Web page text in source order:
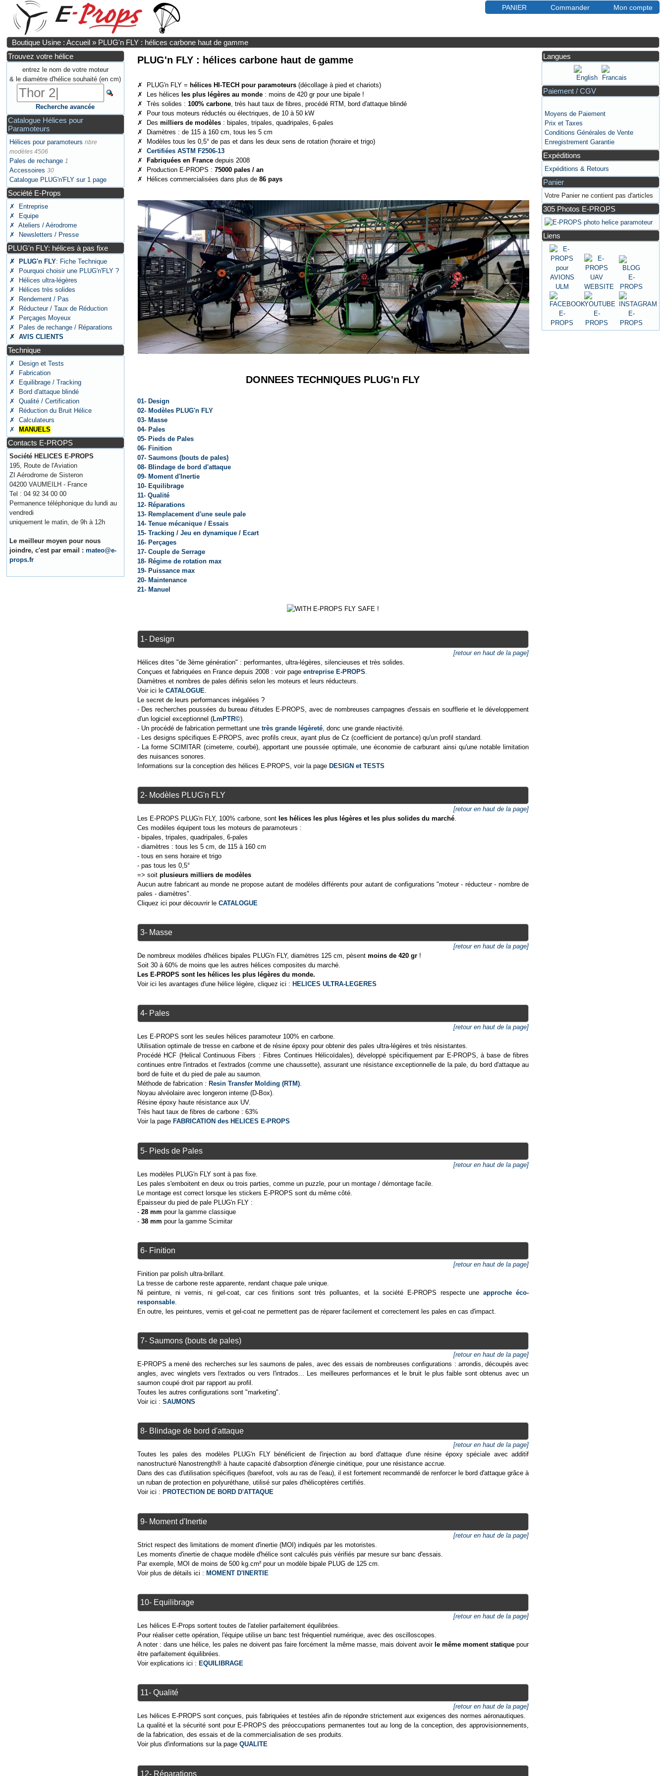
PANIER Commander Mon compte
Boutique Usine : Accueil » PLUG'n FLY : hélices carbone haut de gamme
Trouvez votre hélice
entrez le nom de votre moteur
& le diamètre d'hélice souhaité (en cm)
Recherche avancée
Catalogue Hélices pour
Paramoteurs
Hélices pour paramoteurs nbre
modèles 4506
Pales de rechange 1
Accessoires 30
Catalogue PLUG'n'FLY sur 1 page
Société E-Props
✗ Entreprise
✗ Equipe
✗ Ateliers / Aérodrome
✗ Newsletters / Presse
PLUG'n FLY: hélices à pas fixe
✗ PLUG'n FLY: Fiche Technique
✗ Pourquoi choisir une PLUG'n'FLY ?
✗ Hélices ultra-légères
✗ Hélices très solides
✗ Rendement / Pas
✗ Réducteur / Taux de Réduction
✗ Perçages Moyeux
✗ Pales de rechange / Réparations
✗ AVIS CLIENTS
Technique
✗ Design et Tests
✗ Fabrication
✗ Equilibrage / Tracking
✗ Bord d'attaque blindé
✗ Qualité / Certification
✗ Réduction du Bruit Hélice
✗ Calculateurs
✗
MANUELS
Contacts E-PROPS
Société HELICES E-PROPS
195, Route de l'Aviation
ZI Aérodrome de Sisteron
04200 VAUMEILH - France
Tel : 04 92 34 00 00
Permanence téléphonique du lundi au
vendredi
uniquement le matin, de 9h à 12h
Le meilleur moyen pour nous
joindre, c'est par email :mateo@e-
props.fr
PLUG'n FLY : hélices carbone haut de gamme
✗ PLUG'n FLY = hélices HI-TECH pour paramoteurs(décollage à pied et chariots)
✗ Les hélices les plus légères au monde: moins de 420 gr pour une bipale !
✗ Très solides : 100% carbone, très haut taux de fibres, procédé RTM, bord d'attaque blindé
✗ Pour tous moteurs réductés ou électriques, de 10 à 50 kW
✗ Des milliers de modèles: bipales, tripales, quadripales, 6-pales
✗ Diamètres : de 115 à 160 cm, tous les 5 cm
✗ Modèles tous les 0,5° de pas et dans les deux sens de rotation (horaire et trigo)
✗ Certifiées ASTM F2506-13
✗
Fabriquées en Francedepuis 2008
✗ Production E-PROPS : 75000 pales / an
✗ Hélices commercialisées dans plus de 86 pays
DONNEES TECHNIQUES PLUG'n FLY
01- Design
02- Modèles PLUG'n FLY
03- Masse
04- Pales
05- Pieds de Pales
06- Finition
07- Saumons (bouts de pales)
08- Blindage de bord d'attaque
09- Moment d'Inertie
10- Equilibrage
11- Qualité
12- Réparations
13- Remplacement d'une seule pale
14- Tenue mécanique / Essais
15- Tracking / Jeu en dynamique / Ecart
16- Perçages
17- Couple de Serrage
18- Régime de rotation max
19- Puissance max
20- Maintenance
21- Manuel
1- Design
[retour en haut de la page]
Hélices dites "de 3ème génération" : performantes, ultra-légères, silencieuses et très solides.
Conçues et fabriquées en France depuis 2008 : voir page entreprise E-PROPS
Diamètres et nombres de pales définis selon les moteurs et leurs réducteurs.
Voir ici le CATALOGUE
Le secret de leurs performances inégalées ?
- Des recherches poussées du bureau d'études E-PROPS, avec de nombreuses campagnes d'essais en soufflerie et le développement
d'un logiciel exceptionnel (LmPTR©).
- Un procédé de fabrication permettant une très grande légèreté, donc une grande réactivité.
- Les designs spécifiques E-PROPS, avec profils creux, ayant plus de Cz (coefficient de portance) qu'un profil standard.
- La forme SCIMITAR (cimeterre, courbé), apportant une poussée optimale, une économie de carburant ainsi qu'une notable limitation
des nuisances sonores.
Informations sur la conception des hélices E-PROPS, voir la page DESIGN et TESTS
2- Modèles PLUG'n FLY
[retour en haut de la page]
Les E-PROPS PLUG'n FLY, 100% carbone, sont les hélices les plus légères et les plus solides du marché.
Ces modèles équipent tous les moteurs de paramoteurs :
- bipales, tripales, quadripales, 6-pales
- diamètres : tous les 5 cm, de 115 à 160 cm
- tous en sens horaire et trigo
- pas tous les 0,5°
=> soit plusieurs milliers de modèles
Aucun autre fabricant au monde ne propose autant de modèles différents pour autant de configurations "moteur - réducteur - nombre de
pales - diamètres".
Cliquez ici pour découvrir le CATALOGUE
3- Masse
[retour en haut de la page]
De nombreux modèles d'hélices bipales PLUG'n FLY, diamètres 125 cm, pèsent moins de 420 gr!
Soit 30 à 60% de moins que les autres hélices composites du marché.
Les E-PROPS sont les hélices les plus légères du monde.
Voir ici les avantages d'une hélice légère, cliquez ici : HELICES ULTRA-LEGERES
4- Pales
[retour en haut de la page]
Les E-PROPS sont les seules hélices paramoteur 100% en carbone.
Utilisation optimale de tresse en carbone et de résine époxy pour obtenir des pales ultra-légères et très résistantes.
Procédé HCF (Helical Continuous Fibers : Fibres Continues Hélicoïdales), développé spécifiquement par E-PROPS, à base de fibres
continues entre l'intrados et l'extrados (comme une chaussette), assurant une résistance exceptionnelle de la pale, du bord d'attaque au
bord de fuite et du pied de pale au saumon.
Méthode de fabrication : Resin Transfer Molding (RTM).
Noyau alvéolaire avec longeron interne (D-Box).
Résine époxy haute résistance aux UV.
Très haut taux de fibres de carbone : 63%
Voir la page FABRICATION des HELICES E-PROPS
5- Pieds de Pales
[retour en haut de la page]
Les modèles PLUG'n FLY sont à pas fixe.
Les pales s'emboitent en deux ou trois parties, comme un puzzle, pour un montage / démontage facile.
Le montage est correct lorsque les stickers E-PROPS sont du même côté.
Epaisseur du pied de pale PLUG'n FLY :
- 28 mm pour la gamme classique
- 38 mm pour la gamme Scimitar
6- Finition
[retour en haut de la page]
Finition par polish ultra-brillant.
La tresse de carbone reste apparente, rendant chaque pale unique.
Ni peinture, ni vernis, ni gel-coat, car ces finitions sont très polluantes, et la société E-PROPS respecte uneapproche éco-
responsable.
En outre, les peintures, vernis et gel-coat ne permettent pas de réparer facilement et correctement les pales en cas d'impact.
7- Saumons (bouts de pales)
[retour en haut de la page]
E-PROPS a mené des recherches sur les saumons de pales, avec des essais de nombreuses configurations : arrondis, découpés avec
angles, avec winglets vers l'extrados ou vers l'intrados... Les meilleures performances et le bruit le plus faible sont obtenus avec un
saumon coupé droit par rapport au profil.
Toutes les autres configurations sont "marketing".
Voir ici : SAUMONS
8- Blindage de bord d'attaque
[retour en haut de la page]
Toutes les pales des modèles PLUG'n FLY bénéficient de l'injection au bord d'attaque d'une résine époxy spéciale avec additif
nanostructuré Nanostrength® à haute capacité d'absorption d'énergie cinétique, pour une résistance accrue.
Dans des cas d'utilisation spécifiques (barefoot, vols au ras de l'eau), il est fortement recommandé de renforcer le bord d'attaque grâce à
un ruban de protection en polyuréthane, utilisé sur pales d'hélicoptères certifiés.
Voir ici : PROTECTION DE BORD D'ATTAQUE
9- Moment d'Inertie
[retour en haut de la page]
Strict respect des limitations de moment d'inertie (MOI) indiqués par les motoristes.
Les moments d'inertie de chaque modèle d'hélice sont calculés puis vérifiés par mesure sur banc d'essais.
Par exemple, MOI de moins de 500 kg.cm² pour un modèle bipale PLUG de 125 cm.
Voir plus de détails ici : MOMENT D'INERTIE
10- Equilibrage
[retour en haut de la page]
Les hélices E-Props sortent toutes de l'atelier parfaitement équilibrées.
Pour réaliser cette opération, l'équipe utilise un banc test fréquentiel numérique, avec des oscilloscopes.
A noter : dans une hélice, les pales ne doivent pas faire forcément la même masse, mais doivent avoir le même moment statique pour
être parfaitement équilibrées.
Voir explications ici : EQUILIBRAGE
11- Qualité
[retour en haut de la page]
Les hélices E-PROPS sont conçues, puis fabriquées et testées afin de répondre strictement aux exigences des normes aéronautiques.
La qualité et la sécurité sont pour E-PROPS des préoccupations permanentes tout au long de la conception, des approvisionnements,
de la fabrication, des essais et de la commercialisation de ses produits.
Voir plus d'informations sur la page QUALITE
12- Réparations
Langues
Paiement / CGV
Moyens de Paiement
Prix et Taxes
Conditions Générales de Vente
Enregistrement Garantie
Expéditions
Expéditions & Retours
Panier
Votre Panier ne contient pas d'articles
305 Photos E-PROPS
Liens